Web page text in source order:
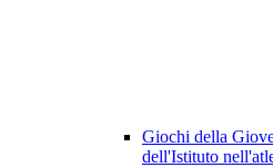
Giochi della
dell'Istituto